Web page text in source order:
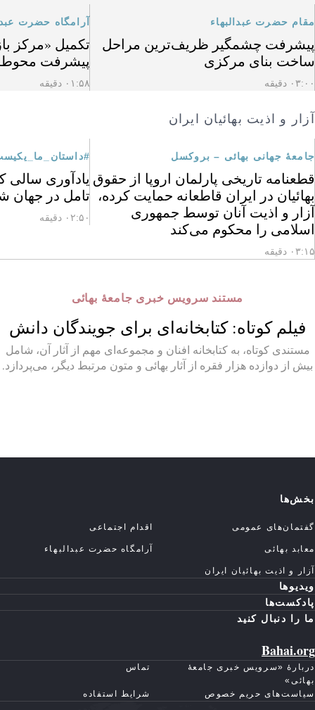
مقام حضرت عبدالبهاء
پیشرفت چشمگیر ظریف‌ترین مراحل
ساخت بنای مرکزی
۰۳:۰۰ دقیقه
آرامگاه حضرت
تکمیل «مرکز
پیشرفت
۰۱:۵۸ دقیقه
آزار و اذیت بهائیان ایران
جامعهٔ جهانی بهائی – بروکسل
قطعنامه تاریخی پارلمان اروپا از حقوق
بهائیان در ایران قاطعانه حمایت کرده،
آزار و اذیت آنان توسط جمهوری
اسلامی را محکوم می‌کند
۰۳:۱۵ دقیقه
یادآوری سالی
تامل در جهان
۰۲:۵۰ دقیقه
مستند سرویس خبری جامعهٔ بهائی
فیلم کوتاه: کتابخانه‌ای برای جویندگان دانش
مستندی کوتاه، به کتابخانه افنان و مجموعه‌ای مهم از آثار آن، شامل
بیش از دوازده هزار فقره از آثار بهائی و متون مرتبط دیگر، می‌پردازد.
بخش‌ها
گفتمان‌های عمومی اقدام اجتماعی
معابد بهائی آرامگاه حضرت عبدالبهاء
آزار و اذیت بهائیان ایران
ویدیوها
پادکست‌ها
ما را دنبال کنید
Bahai.org
دربارهٔ «سرویس خبری جامعهٔ
بهائی»
تماس
سیاست‌های حریم خصوص شرایط استفاده